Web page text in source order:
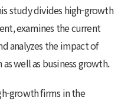
study divides high-growth
examines the current
analyzes the impact of
well as business growth.
growth firms in the